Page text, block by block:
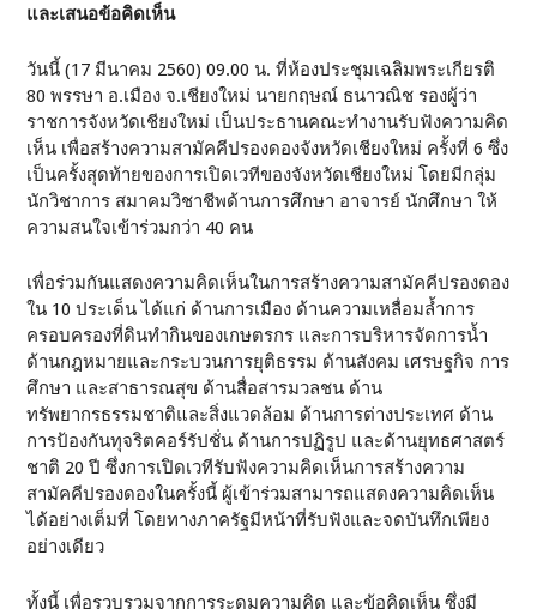
และเสนอข้อคิดเห็น
วันนี้ (17 มีนาคม 2560) 09.00 น. ที่ห้องประชุมเฉลิมพระเกียรติ
80 พรรษา อ.เมือง จ.เชียงใหม่ นายกฤษณ์ ธนาวณิช รองผู้ว่า
ราชการจังหวัดเชียงใหม่ เป็นประธานคณะทำงานรับฟังความคิด
เห็น เพื่อสร้างความสามัคคีปรองดองจังหวัดเชียงใหม่ ครั้งที่ 6 ซึ่ง
เป็นครั้งสุดท้ายของการเปิดเวทีของจังหวัดเชียงใหม่ โดยมีกลุ่ม
นักวิชาการ สมาคมวิชาชีพด้านการศึกษา อาจารย์ นักศึกษา ให้
ความสนใจเข้าร่วมกว่า 40 คน
เพื่อร่วมกันแสดงความคิดเห็นในการสร้างความสามัคคีปรองดอง
ใน 10 ประเด็น ได้แก่ ด้านการเมือง ด้านความเหลื่อมล้ำการ
ครอบครองที่ดินทำกินของเกษตรกร และการบริหารจัดการน้ำ
ด้านกฎหมายและกระบวนการยุติธรรม ด้านสังคม เศรษฐกิจ การ
ศึกษา และสาธารณสุข ด้านสื่อสารมวลชน ด้าน
ทรัพยากรธรรมชาติและสิ่งแวดล้อม ด้านการต่างประเทศ ด้าน
การป้องกันทุจริตคอร์รัปชั่น ด้านการปฏิรูป และด้านยุทธศาสตร์
ชาติ 20 ปี ซึ่งการเปิดเวทีรับฟังความคิดเห็นการสร้างความ
สามัคคีปรองดองในครั้งนี้ ผู้เข้าร่วมสามารถแสดงความคิดเห็น
ได้อย่างเต็มที่ โดยทางภาครัฐมีหน้าที่รับฟังและจดบันทึกเพียง
อย่างเดียว
ทั้งนี้ เพื่อรวบรวมจากการระดมความคิด และข้อคิดเห็น ซึ่งมี